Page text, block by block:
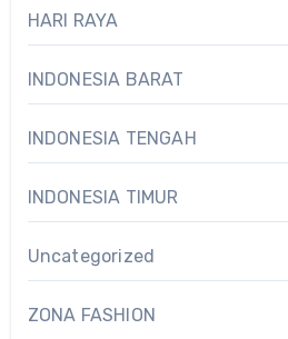
HARI RAYA
INDONESIA BARAT
INDONESIA TENGAH
INDONESIA TIMUR
Uncategorized
ZONA FASHION